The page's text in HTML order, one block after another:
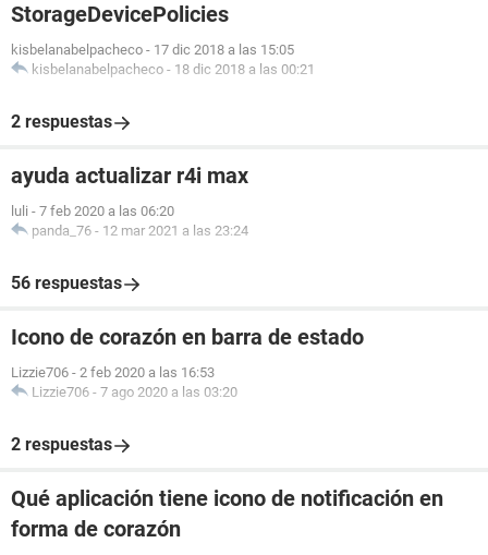
StorageDevicePolicies
kisbelanabelpacheco - 17 dic 2018 a las 15:05
kisbelanabelpacheco - 18 dic 2018 a las 00:21
2 respuestas
ayuda actualizar r4i max
luli - 7 feb 2020 a las 06:20
panda_76 - 12 mar 2021 a las 23:24
56 respuestas
Icono de corazón en barra de estado
Lizzie706 - 2 feb 2020 a las 16:53
Lizzie706 - 7 ago 2020 a las 03:20
2 respuestas
Qué aplicación tiene icono de notificación en
forma de corazón